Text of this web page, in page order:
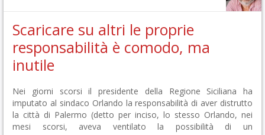
Scaricare su altri le proprie
responsabilità è comodo, ma
inutile
Nei giorni scorsi il presidente della Regione Siciliana ha
imputato al sindaco Orlando la responsabilità di aver distrutto
la città di Palermo (detto per inciso, lo stesso Orlando, nei
mesi scorsi, aveva ventilato la possibilità di un